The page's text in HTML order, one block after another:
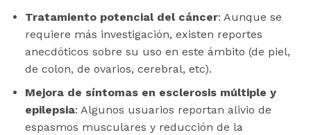
Tratamiento potencial del cáncer: Aunque se
requiere más investigación, existen reportes
anecdóticos sobre su uso en este ámbito (de piel,
de colon, de ovarios, cerebral, etc).
Mejora de síntomas en esclerosis múltiple y
epilepsia: Algunos usuarios reportan alivio de
espasmos musculares y reducción de la